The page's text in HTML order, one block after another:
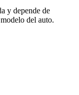
y depende de
del auto.